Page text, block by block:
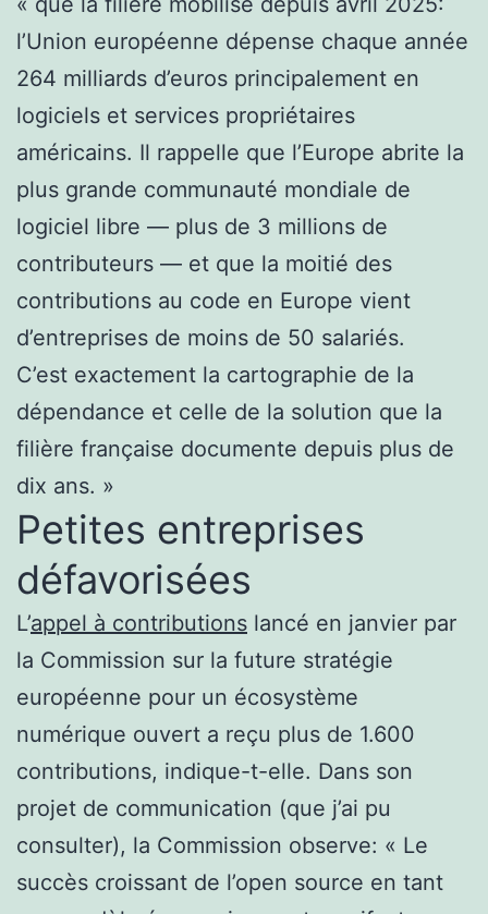
l’Union européenne dépense chaque année
264 milliards d’euros principalement en
logiciels et services propriétaires
américains. Il rappelle que l’Europe abrite la
plus grande communauté mondiale de
logiciel libre — plus de 3 millions de
contributeurs — et que la moitié des
contributions au code en Europe vient
d’entreprises de moins de 50 salariés.
C’est exactement la cartographie de la
dépendance et celle de la solution que la
filière française documente depuis plus de
dix ans. »
Petites entreprises
défavorisées
L’appel à contributions lancé en janvier par
la Commission sur la future stratégie
européenne pour un écosystème
numérique ouvert a reçu plus de 1.600
contributions, indique-t-elle. Dans son
projet de communication (que j’ai pu
consulter), la Commission observe: « Le
succès croissant de l’open source en tant